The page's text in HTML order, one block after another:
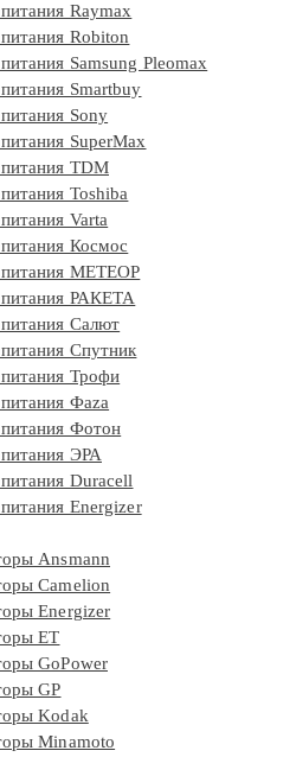
Raymax
Robiton
Samsung Pleomax
Smartbuy
Sony
SuperMax
TDM
Toshiba
Varta
Космос
МЕТЕОР
РАКЕТА
Салют
Спутник
Трофи
Фaza
Фотон
ЭРА
Duracell
Energizer
Ansmann
Camelion
Energizer
ET
GoPower
GP
Kodak
Minamoto